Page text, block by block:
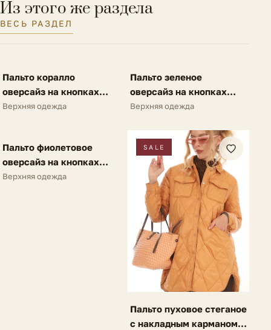
Размер на модели
Из этого же раздела
ВЕСЬ РАЗДЕЛ
SALE
FV
Пальто коралло
оверсайз на кнопках
A62
Верхняя одежда
SALE
FV
Пальто зеленое
оверсайз на кнопках
A62
Верхняя одежда
SALE
FV
Пальто фиолетовое
оверсайз на кнопках
A62
Верхняя одежда
SALE
Пальто пуховое стеганое
с накладным карманом